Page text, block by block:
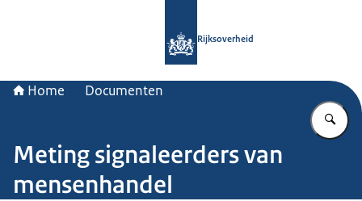
Rijksoverheid
Home Documenten
Meting signaleerders van
mensenhandel